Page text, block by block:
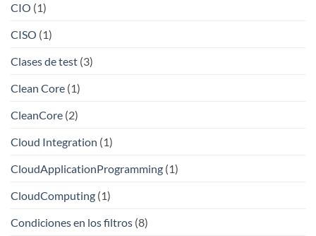
CIO (1)
CISO (1)
Clases de test (3)
Clean Core (1)
CleanCore (2)
Cloud Integration (1)
CloudApplicationProgramming (1)
CloudComputing (1)
Condiciones en los filtros (8)